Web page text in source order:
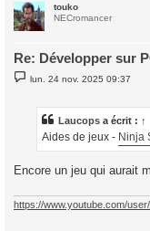
touko
NECromancer
Re: Développer sur
Mlun. 24 nov. 2025 09:37
Laucops a écrit : ↑
Aides de jeux - Ninja
Encore un jeu qui aurait
https://www.youtube.com/